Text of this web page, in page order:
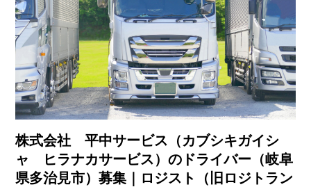
株式会社 平中サービス（カブシキガイシ
ャ ヒラナカサービス）のドライバー（岐阜
県多治見市）募集｜ロジスト（旧ロジトラン